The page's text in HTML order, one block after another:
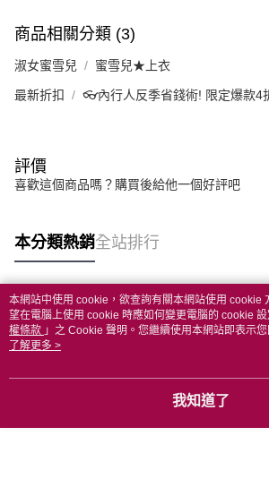
商品相關分類 (3)
淑女蜜雪兒 蜜雪兒★上衣
最新折扣 👓內行人反季省錢術! 限定爆款4
評價
喜歡這個商品嗎？購買後給他一個好評吧
本分類熱銷全站排行
熱門標籤
本網站中使用 cookie，欲查詢有關本網站使用 cookie
望在電腦上使用 cookie 時應如何變更電腦的 cookie
權條款 」之 Cookie 聲明。您繼續使用本網站即表示
用條款之 Cookie 聲明使用 cookie。
了解更多 >
我知道了